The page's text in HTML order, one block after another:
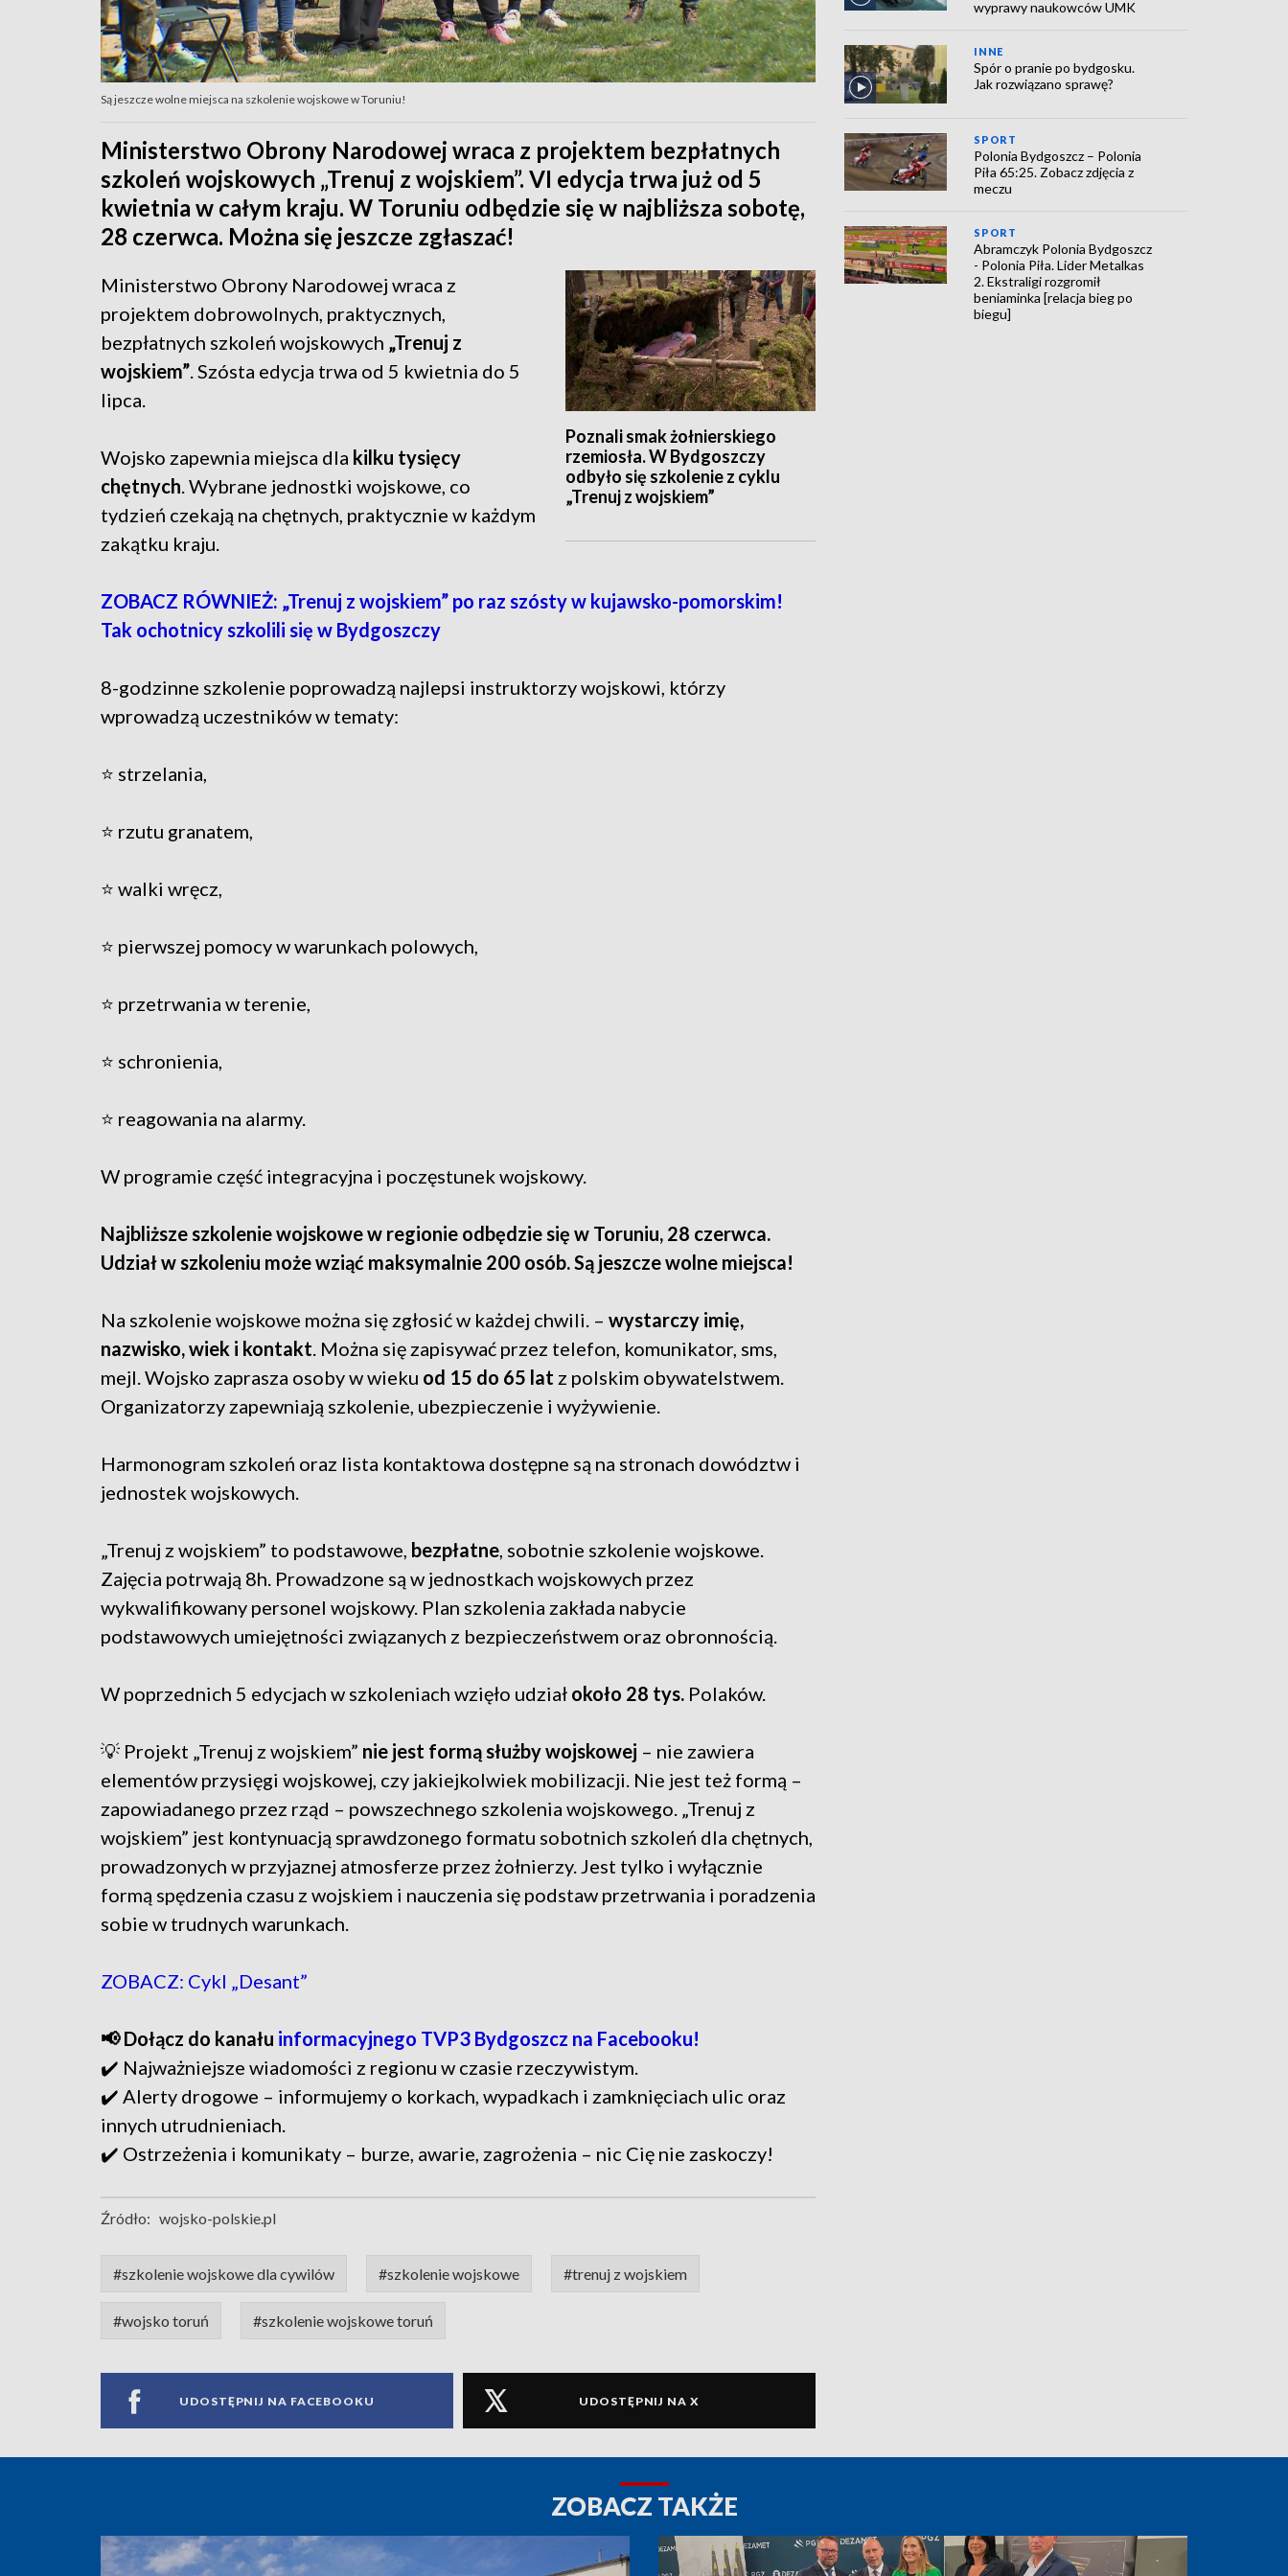
Są jeszcze wolne miejsca na szkolenie wojskowe w Toruniu!
Ministerstwo Obrony Narodowej wraca z projektem bezpłatnych
szkoleń wojskowych „Trenuj z wojskiem”. VI edycja trwa już od 5
kwietnia w całym kraju. W Toruniu odbędzie się w najbliższa sobotę,
28 czerwca. Można się jeszcze zgłaszać!
Poznali smak żołnierskiego
rzemiosła. W Bydgoszczy
odbyło się szkolenie z cyklu
„Trenuj z wojskiem”
Ministerstwo Obrony Narodowej wraca z
projektem dobrowolnych, praktycznych,
bezpłatnych szkoleń wojskowych „Trenuj z
wojskiem”. Szósta edycja trwa od 5 kwietnia do 5
lipca.
Wojsko zapewnia miejsca dla kilku tysięcy
chętnych. Wybrane jednostki wojskowe, co
tydzień czekają na chętnych, praktycznie w każdym
zakątku kraju.
ZOBACZ RÓWNIEŻ: „Trenuj z wojskiem” po raz szósty w kujawsko-pomorskim!
Tak ochotnicy szkolili się w Bydgoszczy
8-godzinne szkolenie poprowadzą najlepsi instruktorzy wojskowi, którzy
wprowadzą uczestników w tematy:
⭐ strzelania,
⭐ rzutu granatem,
⭐ walki wręcz,
⭐ pierwszej pomocy w warunkach polowych,
⭐ przetrwania w terenie,
⭐ schronienia,
⭐ reagowania na alarmy.
W programie część integracyjna i poczęstunek wojskowy.
Najbliższe szkolenie wojskowe w regionie odbędzie się w Toruniu, 28 czerwca.
Udział w szkoleniu może wziąć maksymalnie 200 osób. Są jeszcze wolne miejsca!
Na szkolenie wojskowe można się zgłosić w każdej chwili. – wystarczy imię,
nazwisko, wiek i kontakt. Można się zapisywać przez telefon, komunikator, sms,
mejl. Wojsko zaprasza osoby w wieku od 15 do 65 lat z polskim obywatelstwem.
Organizatorzy zapewniają szkolenie, ubezpieczenie i wyżywienie.
Harmonogram szkoleń oraz lista kontaktowa dostępne są na stronach dowództw i
jednostek wojskowych.
„Trenuj z wojskiem” to podstawowe, bezpłatne, sobotnie szkolenie wojskowe.
Zajęcia potrwają 8h. Prowadzone są w jednostkach wojskowych przez
wykwalifikowany personel wojskowy. Plan szkolenia zakłada nabycie
podstawowych umiejętności związanych z bezpieczeństwem oraz obronnością.
W poprzednich 5 edycjach w szkoleniach wzięło udział około 28 tys. Polaków.
💡 Projekt „Trenuj z wojskiem” nie jest formą służby wojskowej – nie zawiera
elementów przysięgi wojskowej, czy jakiejkolwiek mobilizacji. Nie jest też formą –
zapowiadanego przez rząd – powszechnego szkolenia wojskowego. „Trenuj z
wojskiem” jest kontynuacją sprawdzonego formatu sobotnich szkoleń dla chętnych,
prowadzonych w przyjaznej atmosferze przez żołnierzy. Jest tylko i wyłącznie
formą spędzenia czasu z wojskiem i nauczenia się podstaw przetrwania i poradzenia
sobie w trudnych warunkach.
ZOBACZ: Cykl „Desant”
📢 Dołącz do kanału informacyjnego TVP3 Bydgoszcz na Facebooku!
✔️ Najważniejsze wiadomości z regionu w czasie rzeczywistym.
✔️ Alerty drogowe – informujemy o korkach, wypadkach i zamknięciach ulic oraz
innych utrudnieniach.
✔️ Ostrzeżenia i komunikaty – burze, awarie, zagrożenia – nic Cię nie zaskoczy!
Źródło: wojsko-polskie.pl
#szkolenie wojskowe dla cywilów #szkolenie wojskowe #trenuj z wojskiem
#wojsko toruń #szkolenie wojskowe toruń
UDOSTĘPNIJ NA FACEBOOKU UDOSTĘPNIJ NA X
wyprawy naukowców UMK
INNE
Spór o pranie po bydgosku.
Jak rozwiązano sprawę?
SPORT
Polonia Bydgoszcz – Polonia
Piła 65:25. Zobacz zdjęcia z
meczu
SPORT
Abramczyk Polonia Bydgoszcz
- Polonia Piła. Lider Metalkas
2. Ekstraligi rozgromił
beniaminka [relacja bieg po
biegu]
ZOBACZ TAKŻE